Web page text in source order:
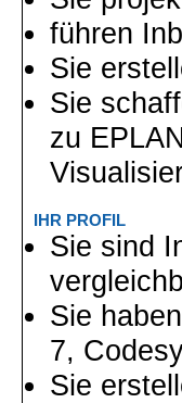
führen
Sie
Sie
zu
IHR PROFIL
Sie sind
Sie
7,
Sie